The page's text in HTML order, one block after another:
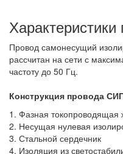
Провод самонесущий
рассчитан на сети с
частоту до 50 Гц.
Конструкция провода
1. Фазная токопроводящая
2. Несущая нулевая
3. Стальной сердечник
4. Изоляция из